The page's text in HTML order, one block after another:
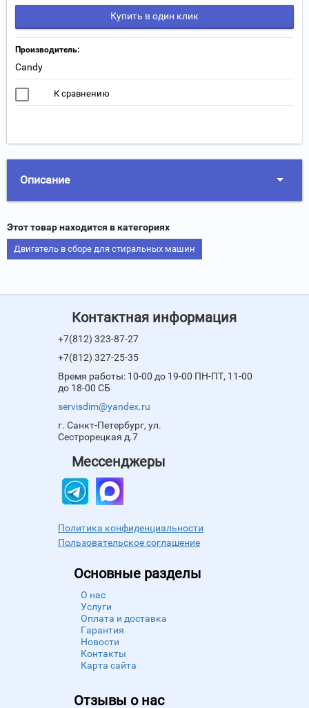
Купить в один клик
Производитель:
Candy
К сравнению
Описание
Этот товар находится в категориях
Двигатель в сборе для стиральных машин
Контактная информация
+7(812) 323-87-27
+7(812) 327-25-35
Время работы: 10-00 до 19-00 ПН-ПТ, 11-00
до 18-00 СБ
servisdim@yandex.ru
г. Санкт-Петербург, ул.
Сестрорецкая д.7
Мессенджеры
Политика конфиденциальности
Пользовательское соглашение
Основные разделы
О нас
Услуги
Оплата и доставка
Гарантия
Новости
Контакты
Карта сайта
Отзывы о нас